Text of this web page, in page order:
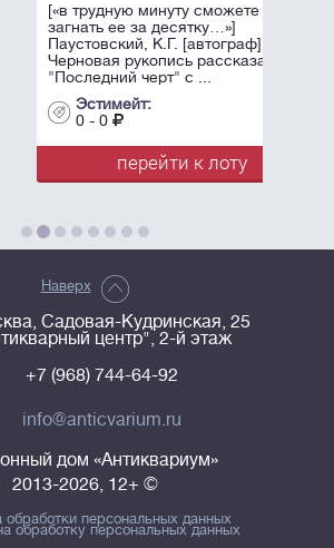
минуту сможете
ее за десятку…»]
К.Г. [автограф].
рукопись рассказа
черт" с ...
перейти к лоту
Наверх
Садовая-Кудринская, 25
центр", 2-й этаж
+7 (968) 744-64-92
info@anticvarium.ru
дом «Антиквариум»
2013-2026, 12+ ©
обработки персональных данных
обработку персональных данных